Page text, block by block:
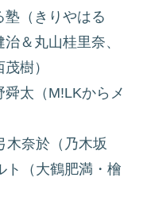
（きりやはる
＆丸山桂里奈、
樹）
太（M!LKからメ
木奈於（乃木坂
ト（大鶴肥満・檜